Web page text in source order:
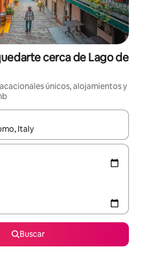
cerca de Lago de
únicos, alojamientos y
estén disponibles, navega con las
Buscar